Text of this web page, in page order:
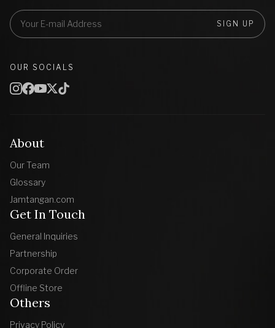
About
Our Team
Glossary
Jamtangan.com
Get In Touch
General Inquiries
Partnership
Corporate Order
Offline Store
Others
Privacy Policy
SIGN UP
OUR SOCIALS